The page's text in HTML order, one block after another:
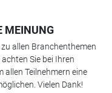
MEINUNG
allen Branchenthemen
Sie bei Ihren
allen Teilnehmern eine
Vielen Dank!